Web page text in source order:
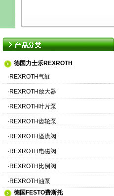
德国力士乐REXROTH
· REXROTH气缸
· REXROTH放大器
· REXROTH叶片泵
· REXROTH齿轮泵
· REXROTH溢流阀
· REXROTH电磁阀
· REXROTH比例阀
· REXROTH油泵
德国FESTO费斯托